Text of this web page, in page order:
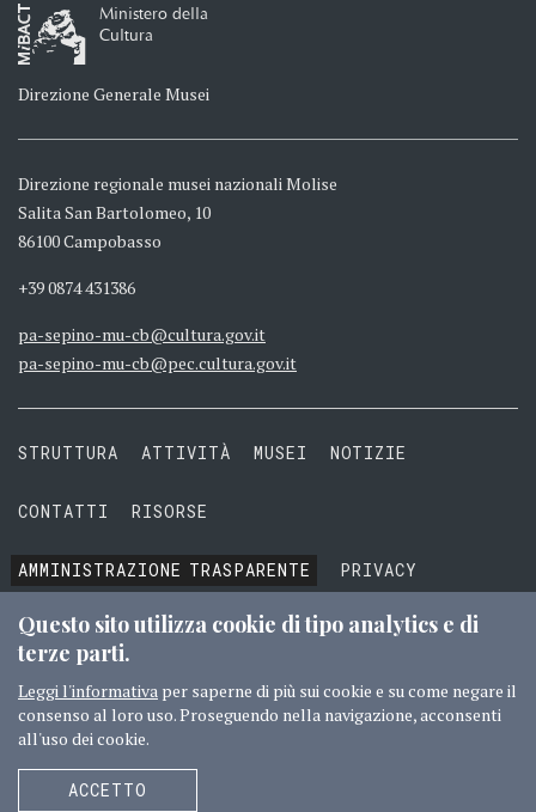
Ministero della
Cultura
Direzione Generale Musei
Direzione regionale musei nazionali Molise
Salita San Bartolomeo, 10
86100 Campobasso
+39 0874 431386
pa-sepino-mu-cb@cultura.gov.it
pa-sepino-mu-cb@pec.cultura.gov.it
STRUTTURA ATTIVITÀ MUSEI NOTIZIE
CONTATTI RISORSE
AMMINISTRAZIONE TRASPARENTE
PRIVACY
COOKIE
TERMINI E CONDIZIONI
© 2016 MIBACT TUTTI I DIRITTI RISERVATI CREDITI
Questo sito utilizza cookie di tipo analytics e di
terze parti.
Leggi l'informativa per saperne di più sui cookie e su come negare il
consenso al loro uso. Proseguendo nella navigazione, acconsenti
all'uso dei cookie.
ACCETTO